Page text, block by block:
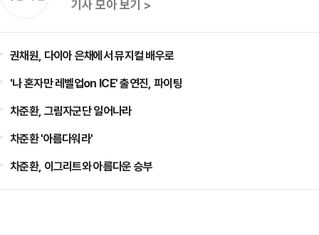
기사 모아 보기 >
권채원, 다이아 은채에서 뮤지컬 배우로
'나 혼자만 레벨업on ICE' 출연진, 파이팅
차준환, 그림자군단 일어나라
차준환 '아름다워라'
차준환, 이그리트와 아름다운 승부